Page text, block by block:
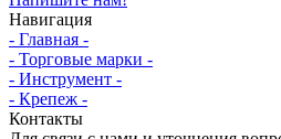
Навигация
- Главная -
- Торговые марки -
- Инструмент -
- Крепеж -
Контакты